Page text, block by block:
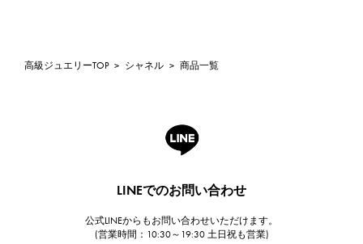
ROGER DUBUIS
フランク・ミュラー
高級ジュエリーTOP > シャネル > 商品一覧
LINEでのお問い合わせ
公式LINEからもお問い合わせいただけます。
(営業時間：10:30～19:30 土日祝も営業)